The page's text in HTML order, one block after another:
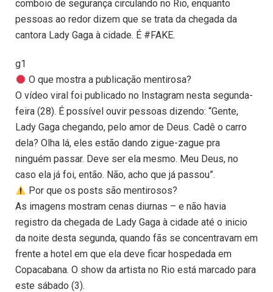
comboio de segurança circulando no Rio, enquanto
pessoas ao redor dizem que se trata da chegada da
cantora Lady Gaga à cidade. É #FAKE.
g1
O que mostra a publicação mentirosa?
O vídeo viral foi publicado no Instagram nesta segunda-
feira (28). É possível ouvir pessoas dizendo: “Gente,
Lady Gaga chegando, pelo amor de Deus. Cadê o carro
dela? Olha lá, eles estão dando zigue-zague pra
ninguém passar. Deve ser ela mesmo. Meu Deus, no
caso ela já foi, então. Não, acho que já passou”.
Por que os posts são mentirosos?
As imagens mostram cenas diurnas – e não havia
registro da chegada de Lady Gaga à cidade até o inicio
da noite desta segunda, quando fãs se concentravam em
frente a hotel em que ela deve ficar hospedada em
Copacabana. O show da artista no Rio está marcado para
este sábado (3).